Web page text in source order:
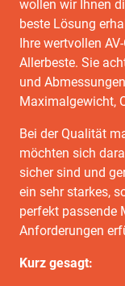
wollen wir Ihnen
beste Lösung
Ihre wertvollen
Allerbeste. Sie
und
Maximalgewicht,
Bei der Qualität
möchten sich
sicher sind und
ein sehr starkes,
perfekt passende
Anforderungen
Kurz gesagt: